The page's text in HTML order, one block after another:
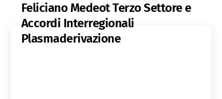
Feliciano MedeotTerzo Settore e
Accordi Interregionali
Plasmaderivazione